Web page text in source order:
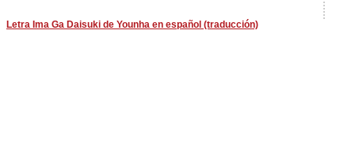
Letra Ima Ga Daisuki de Younha en español (traducción)